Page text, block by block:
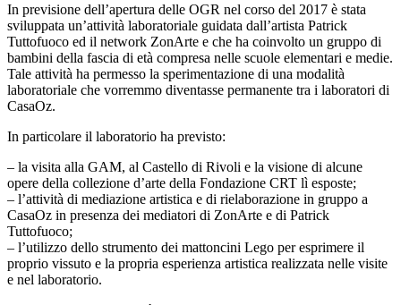
In previsione dell’apertura delle OGR nel corso del 2017 è stata
sviluppata un’attività laboratoriale guidata dall’artista Patrick
Tuttofuoco ed il network ZonArte e che ha coinvolto un gruppo di
bambini della fascia di età compresa nelle scuole elementari e medie.
Tale attività ha permesso la sperimentazione di una modalità
laboratoriale che vorremmo diventasse permanente tra i laboratori di
CasaOz.
In particolare il laboratorio ha previsto:
– la visita alla GAM, al Castello di Rivoli e la visione di alcune
opere della collezione d’arte della Fondazione CRT lì esposte;
– l’attività di mediazione artistica e di rielaborazione in gruppo a
CasaOz in presenza dei mediatori di ZonArte e di Patrick
Tuttofuoco;
– l’utilizzo dello strumento dei mattoncini Lego per esprimere il
proprio vissuto e la propria esperienza artistica realizzata nelle visite
e nel laboratorio.